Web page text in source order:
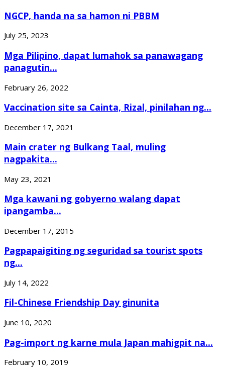
NGCP, handa na sa hamon ni PBBM
July 25, 2023
Mga Pilipino, dapat lumahok sa panawagang
panagutin...
February 26, 2022
Vaccination site sa Cainta, Rizal, pinilahan ng...
December 17, 2021
Main crater ng Bulkang Taal, muling
nagpakita...
May 23, 2021
Mga kawani ng gobyerno walang dapat
ipangamba...
December 17, 2015
Pagpapaigiting ng seguridad sa tourist spots
ng...
July 14, 2022
Fil-Chinese Friendship Day ginunita
June 10, 2020
Pag-import ng karne mula Japan mahigpit na...
February 10, 2019